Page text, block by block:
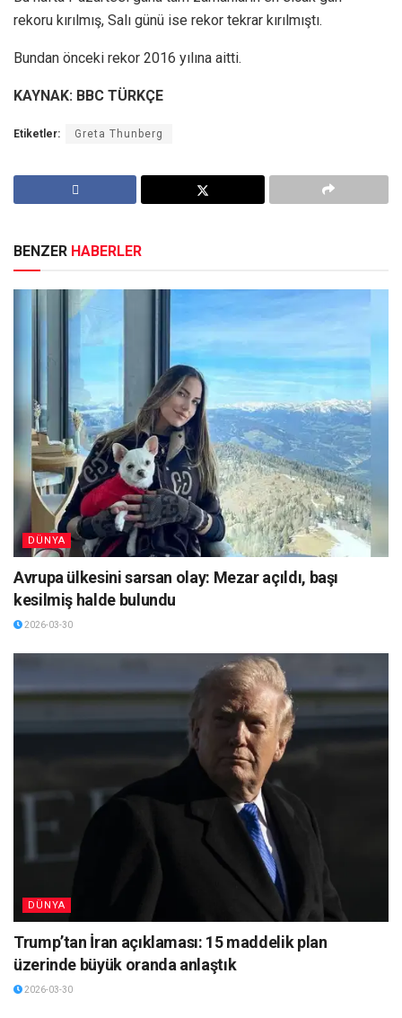
rekoru kırılmış, Salı günü ise rekor tekrar kırılmıştı.
Bundan önceki rekor 2016 yılına aitti.
KAYNAK: BBC TÜRKÇE
Etiketler: Greta Thunberg
BENZER HABERLER
DÜNYA
Avrupa ülkesini sarsan olay: Mezar açıldı, başı
kesilmiş halde bulundu
2026-03-30
DÜNYA
Trump’tan İran açıklaması: 15 maddelik plan
üzerinde büyük oranda anlaştık
2026-03-30